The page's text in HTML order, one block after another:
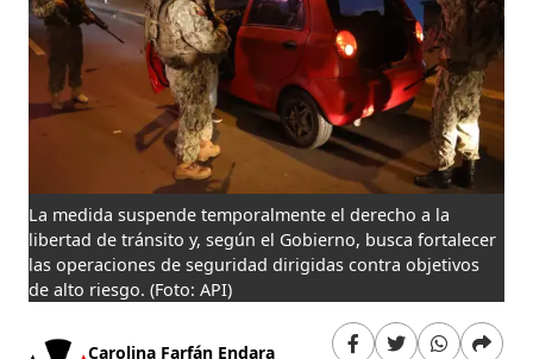
La medida suspende temporalmente el derecho a la
libertad de tránsito y, según el Gobierno, busca fortalecer
las operaciones de seguridad dirigidas contra objetivos
de alto riesgo. (Foto: API)
Carolina Farfán Endara